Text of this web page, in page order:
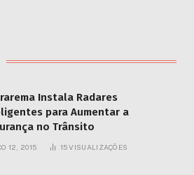
Instala Radares
para Aumentar a
no Trânsito
12, 2015 15VISUALIZAÇÕES